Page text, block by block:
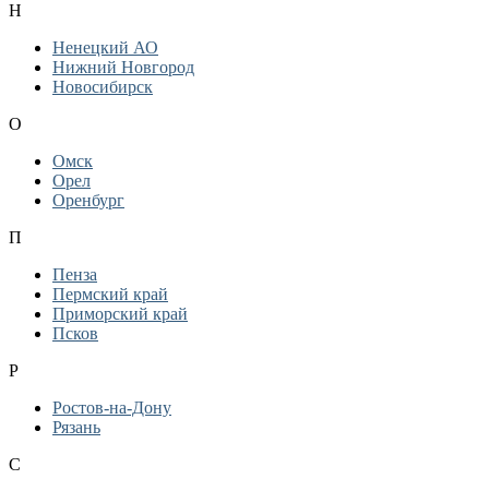
Н
Ненецкий АО
Нижний Новгород
Новосибирск
О
Омск
Орел
Оренбург
П
Пенза
Пермский край
Приморский край
Псков
Р
Ростов-на-Дону
Рязань
С